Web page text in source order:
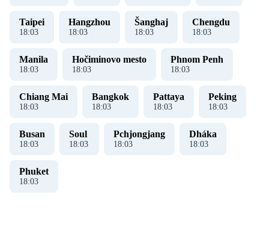
Taipei
18:03
Hangzhou
18:03
Šanghaj
18:03
Chengdu
18:03
Manila
18:03
Hočiminovo mesto
18:03
Phnom Penh
18:03
Chiang Mai
18:03
Bangkok
18:03
Pattaya
18:03
Peking
18:03
Busan
18:03
Soul
18:03
Pchjongjang
18:03
Dháka
18:03
Phuket
18:03